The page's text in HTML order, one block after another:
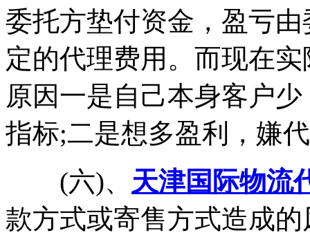
委托方垫付资金，盈亏
定的代理费用。而现在
原因一是自己本身客户
指标;二是想多盈利，嫌
(六)、 天津国际物流
款方式或寄售方式造成的